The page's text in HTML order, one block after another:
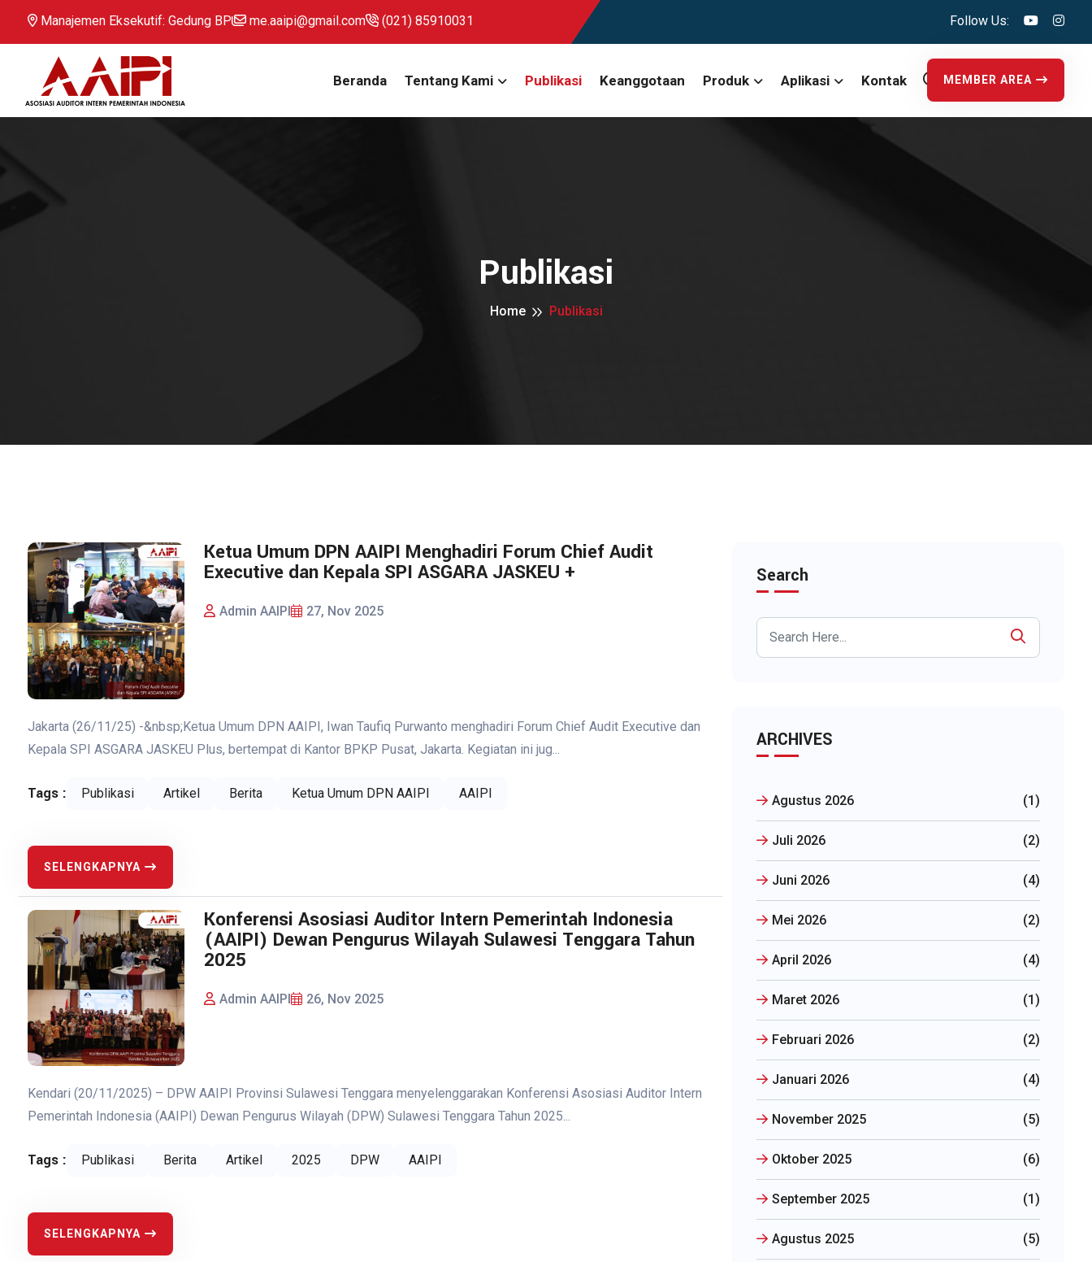
Manajemen Eksekutif: Gedung BP me.aaipi@gmail.com (021) 85910031 Follow Us:
Beranda Tentang Kami Publikasi Keanggotaan Produk Aplikasi Kontak MEMBER AREA
Publikasi
Home Publikasi
Ketua Umum DPN AAIPI Menghadiri Forum Chief Audit
Executive dan Kepala SPI ASGARA JASKEU +
Admin AAIPI 27, Nov 2025
Jakarta (26/11/25) -&nbsp;Ketua Umum DPN AAIPI, Iwan Taufiq Purwanto menghadiri Forum Chief Audit Executive dan
Kepala SPI ASGARA JASKEU Plus, bertempat di Kantor BPKP Pusat, Jakarta. Kegiatan ini jug...
Tags : Publikasi Artikel Berita Ketua Umum DPN AAIPI AAIPI
SELENGKAPNYA
Konferensi Asosiasi Auditor Intern Pemerintah Indonesia
(AAIPI) Dewan Pengurus Wilayah Sulawesi Tenggara Tahun
2025
Admin AAIPI 26, Nov 2025
Kendari (20/11/2025) – DPW AAIPI Provinsi Sulawesi Tenggara menyelenggarakan Konferensi Asosiasi Auditor Intern
Pemerintah Indonesia (AAIPI) Dewan Pengurus Wilayah (DPW) Sulawesi Tenggara Tahun 2025...
Tags : Publikasi Berita Artikel 2025 DPW AAIPI
SELENGKAPNYA
Search
ARCHIVES
Agustus 2026 (1)
Juli 2026 (2)
Juni 2026 (4)
Mei 2026 (2)
April 2026 (4)
Maret 2026 (1)
Februari 2026 (2)
Januari 2026 (4)
November 2025 (5)
Oktober 2025 (6)
September 2025 (1)
Agustus 2025 (5)